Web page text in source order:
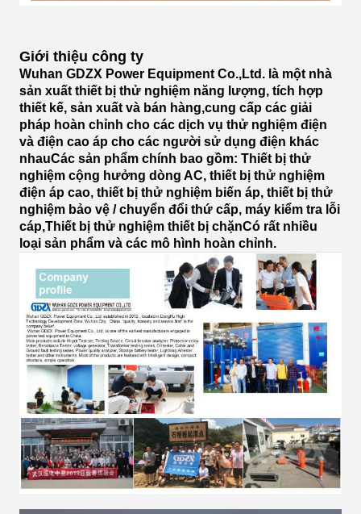
Giới thiệu công ty
Wuhan GDZX Power Equipment Co.,Ltd. là một nhà
sản xuất thiết bị thử nghiệm năng lượng, tích hợp
thiết kế, sản xuất và bán hàng,cung cấp các giải
pháp hoàn chỉnh cho các dịch vụ thử nghiệm điện
và điện cao áp cho các người sử dụng điện khác
nhauCác sản phẩm chính bao gồm: Thiết bị thử
nghiệm cộng hưởng dòng AC, thiết bị thử nghiệm
điện áp cao, thiết bị thử nghiệm biến áp, thiết bị thử
nghiệm bảo vệ / chuyển đổi thứ cấp, máy kiểm tra lỗi
cáp,Thiết bị thử nghiệm thiết bị chặnCó rất nhiều
loại sản phẩm và các mô hình hoàn chỉnh.